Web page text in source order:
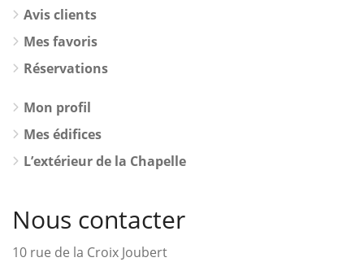
Avis clients
Mes favoris
Réservations
Mon profil
Mes édifices
L’extérieur de la Chapelle
Nous contacter
10 rue de la Croix Joubert